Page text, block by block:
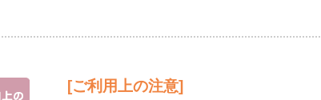
[ご利用上の注意]